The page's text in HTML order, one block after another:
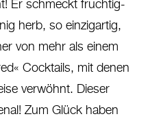
Er schmeckt fruchtig-
herb, so einzigartig,
von mehr als einem
Cocktails, mit denen
verwöhnt. Dieser
Zum Glück haben